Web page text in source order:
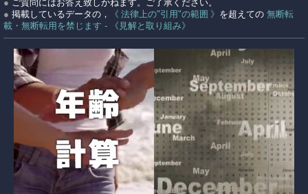
● ご質問にはお答え致しかねます。ご了承ください。
● 掲載しているデータの， 《 法律上の"引用"の範囲 》 を超えての 無断転
載・無断転用を禁じます - 《見解と取り組み》